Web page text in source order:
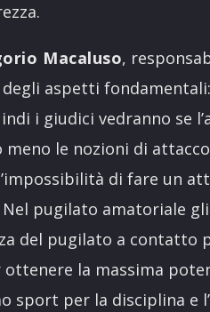
Macaluso,
degli aspetti
i giudici vedranno se
le nozioni di
di fare un
pugilato amatoriale
del pugilato a contatto
la massima
sport per la disciplina e